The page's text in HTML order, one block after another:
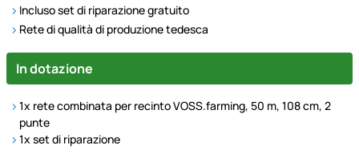
Incluso set di riparazione gratuito
Rete di qualità di produzione tedesca
In dotazione
1x rete combinata per recinto VOSS.farming, 50 m, 108 cm, 2
punte
1x set di riparazione